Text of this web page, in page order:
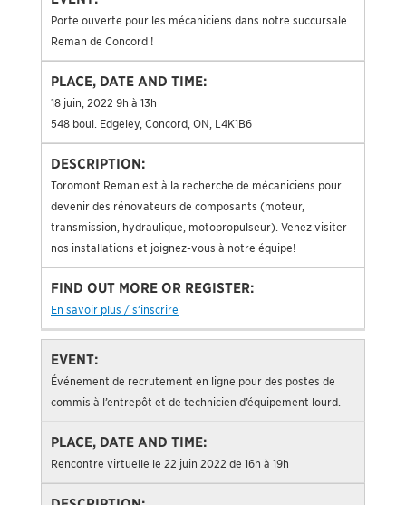
Porte ouverte pour les mécaniciens dans notre succursale
Reman de Concord !
18 juin, 2022 9h à 13h
548 boul. Edgeley, Concord, ON, L4K1B6
Toromont Reman est à la recherche de mécaniciens pour
devenir des rénovateurs de composants (moteur,
transmission, hydraulique, motopropulseur). Venez visiter
nos installations et joignez-vous à notre équipe!
En savoir plus / s’inscrire
Événement de recrutement en ligne pour des postes de
commis à l’entrepôt et de technicien d’équipement lourd.
Rencontre virtuelle le 22 juin 2022 de 16h à 19h